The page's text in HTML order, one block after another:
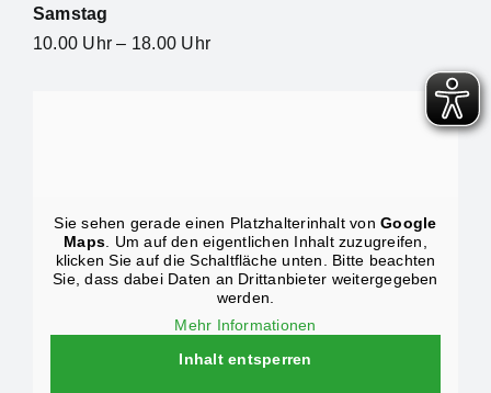
Sie sehen gerade einen Platzhalterinhalt vonGoogle
Maps. Um auf den eigentlichen Inhalt zuzugreifen,
klicken Sie auf die Schaltfläche unten. Bitte beachten
Sie, dass dabei Daten an Drittanbieter weitergegeben
werden.
Mehr Informationen
Inhalt entsperren
Samstag
10.00 Uhr – 18.00 Uhr